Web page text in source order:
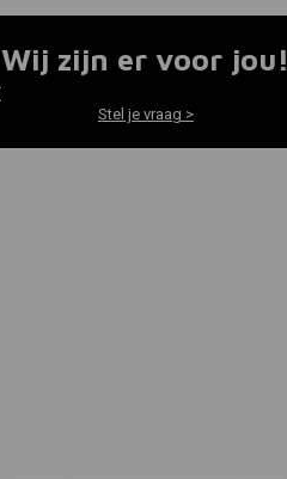
Wij zijn er voor jou!
Stel je vraag >